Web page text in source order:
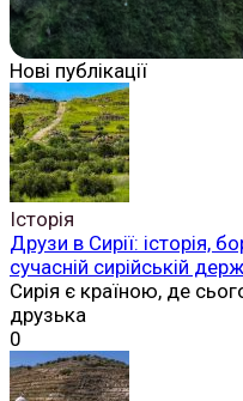
Нові публікації
Історія
Друзи в Сирії: історія,
сучасній сирійській
Сирія є країною, де
друзька
0